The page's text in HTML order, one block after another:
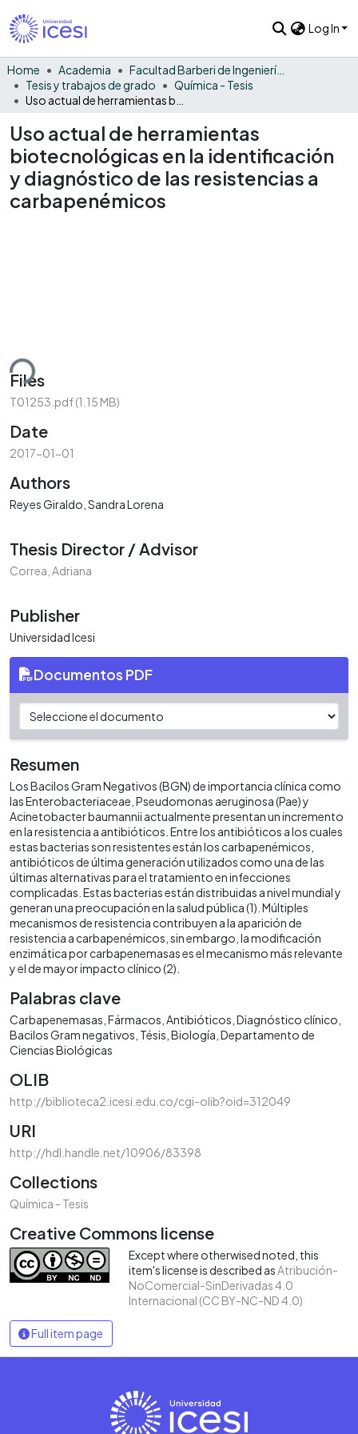
Log In
Home Academia
Facultad Barberi de Ingeniería, Diseño y Ciencias Aplicadas
Tesis y trabajos de grado
Química - Tesis
Uso actual de herramientas
biotecnológicas en la identificación
y diagnóstico de las resistencias a
carbapenémicos
Files
T01253.pdf(1.15 MB)
Date
2017-01-01
Authors
Reyes Giraldo, Sandra Lorena
Thesis Director / Advisor
Correa, Adriana
Publisher
Universidad Icesi
Documentos PDF
Resumen
Los Bacilos Gram Negativos (BGN) de importancia clínica como
las Enterobacteriaceae, Pseudomonas aeruginosa (Pae) y
Acinetobacter baumannii actualmente presentan un incremento
en la resistencia a antibióticos. Entre los antibióticos a los cuales
estas bacterias son resistentes están los carbapenémicos,
antibióticos de última generación utilizados como una de las
últimas alternativas para el tratamiento en infecciones
complicadas. Estas bacterias están distribuidas a nivel mundial y
generan una preocupación en la salud pública (1). Múltiples
mecanismos de resistencia contribuyen a la aparición de
resistencia a carbapenémicos, sin embargo, la modificación
enzimática por carbapenemasas es el mecanismo más relevante
y el de mayor impacto clínico (2).
Palabras clave
Carbapenemasas Fármacos Antibióticos Diagnóstico clínico
Bacilos Gram negativos Tésis Biología Departamento de
Ciencias Biológicas
OLIB
http://biblioteca2.icesi.edu.co/cgi-olib?oid=312049
URI
http://hdl.handle.net/10906/83398
Collections
Química - Tesis
Creative Commons license
Except where otherwised noted, this
item's license is described asAtribución-
NoComercial-SinDerivadas 4.0
Internacional (CC BY-NC-ND 4.0)
Full item page